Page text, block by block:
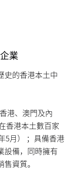
業
史的香港本土中
港、澳門及內
香港本土數百家
5月） ；具備香港
設備，同時擁有
資質。